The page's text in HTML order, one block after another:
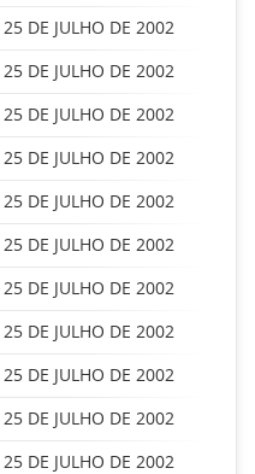
DE JULHO DE 2002
DE JULHO DE 2002
DE JULHO DE 2002
DE JULHO DE 2002
DE JULHO DE 2002
DE JULHO DE 2002
DE JULHO DE 2002
DE JULHO DE 2002
DE JULHO DE 2002
DE JULHO DE 2002
DE JULHO DE 2002